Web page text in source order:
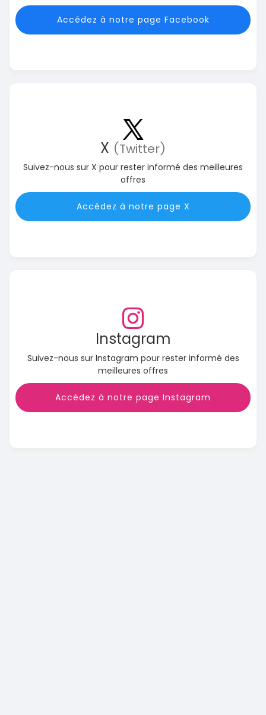
Accédez à notre page Facebook
X (Twitter)
Suivez-nous sur X pour rester informé des meilleures
offres
Accédez à notre page X
Instagram
Suivez-nous sur Instagram pour rester informé des
meilleures offres
Accédez à notre page Instagram